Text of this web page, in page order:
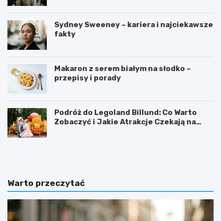
d
r
o
w
o
t
n
ą
d
i
p
ó
w
?
e
m
a
s
y
Sydney Sweeney – kariera i najciekawsze
fakty
Makaron z serem białym na słodko –
przepisy i porady
Podróż do Legoland Billund: Co Warto
Zobaczyć i Jakie Atrakcje Czekają na
O
w
a
m
y
D
w
e
z
w
Warto przeczytać